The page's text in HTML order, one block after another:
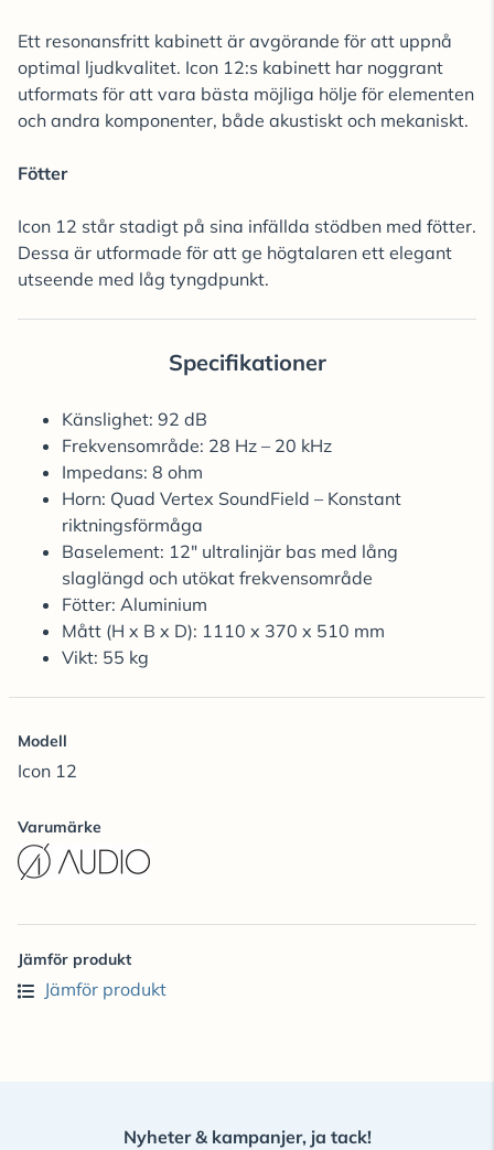
Ett resonansfritt kabinett är avgörande för att uppnå
optimal ljudkvalitet. Icon 12:s kabinett har noggrant
utformats för att vara bästa möjliga hölje för elementen
och andra komponenter, både akustiskt och mekaniskt.
Fötter
Icon 12 står stadigt på sina infällda stödben med fötter.
Dessa är utformade för att ge högtalaren ett elegant
utseende med låg tyngdpunkt.
Specifikationer
Känslighet: 92 dB
Frekvensområde: 28 Hz – 20 kHz
Impedans: 8 ohm
Horn: Quad Vertex SoundField – Konstant
riktningsförmåga
Baselement: 12" ultralinjär bas med lång
slaglängd och utökat frekvensområde
Fötter: Aluminium
Mått (H x B x D): 1110 x 370 x 510 mm
Vikt: 55 kg
Modell
Icon 12
Varumärke
Jämför produkt
Jämför produkt
Nyheter & kampanjer, ja tack!